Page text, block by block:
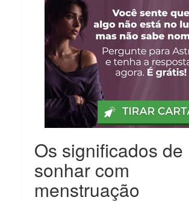
Os significados de
sonhar com
menstruação